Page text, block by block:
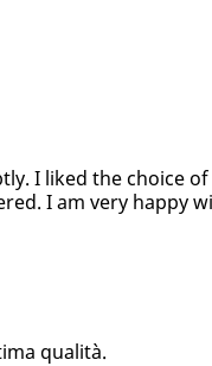
I liked the choice
I am very happy
qualità.